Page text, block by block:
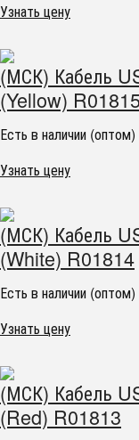
Узнать цену
(МСК) Кабель
(Yellow) R01815
Есть в наличии (оптом)
Узнать цену
(МСК) Кабель
(White) R01814
Есть в наличии (оптом)
Узнать цену
(МСК) Кабель
(Red) R01813